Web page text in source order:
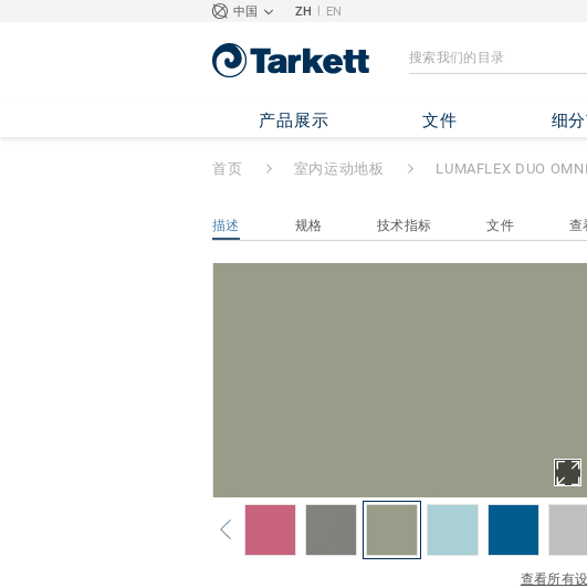
中国 ZH | EN
产品展示 文件 细
LUMAFLEX DUO
首页 室内运动地板 LUMAFLEX DUO
描述 规格 技术指标 文件 查
查看所有